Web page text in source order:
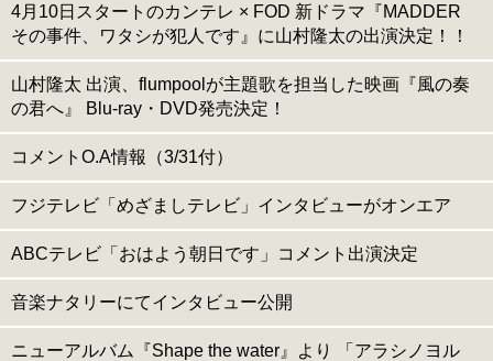
4月10日スタートのカンテレ × FOD 新ドラマ『MADDER
その事件、ワタシが犯人です』に山村隆太の出演決定！！
山村隆太 出演、flumpoolが主題歌を担当した映画『風の奏
の君へ』 Blu-ray・DVD発売決定！
コメントO.A情報（3/31付）
フジテレビ「めざましテレビ」インタビューがオンエア
ABCテレビ「おはよう朝日です」コメント出演決定
音楽ナタリーにてインタビュー公開
ニューアルバム『Shape the water』より 「アラシノヨル